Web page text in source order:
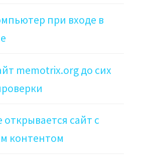
при входе в
memotrix.org до сих
открывается сайт с
контентом